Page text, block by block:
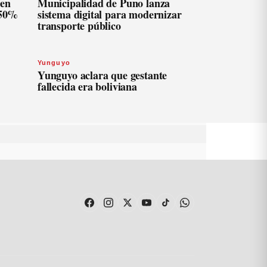
sistema digital para modernizar
transporte público
Yunguyo
Yunguyo aclara que gestante
fallecida era boliviana